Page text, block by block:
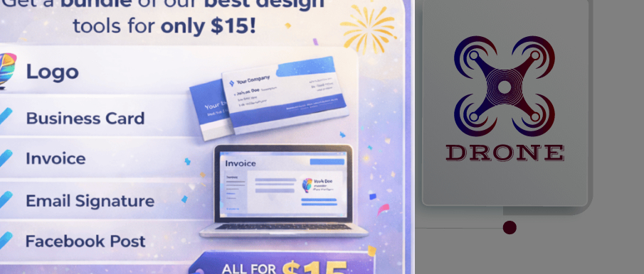
de base décrites ci-
drones qui correspondent
pour que votre
combinaisons de couleurs,
une popularité
l'enregistrer aux formats SVG,
Maintenant, partagez-le avec